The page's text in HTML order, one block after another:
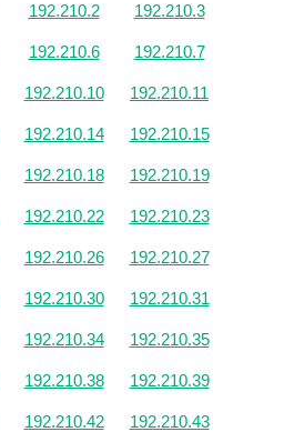
192.210.2 192.210.3
192.210.6 192.210.7
192.210.10 192.210.11
192.210.14 192.210.15
192.210.18 192.210.19
192.210.22 192.210.23
192.210.26 192.210.27
192.210.30 192.210.31
192.210.34 192.210.35
192.210.38 192.210.39
192.210.42 192.210.43